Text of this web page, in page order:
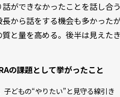
ができなかったことを話し合う
から話をする機会も多かった
と量を高める。後半は見えた
の課題として挙がったこと
子どもの“やりたい”と見守る線引き